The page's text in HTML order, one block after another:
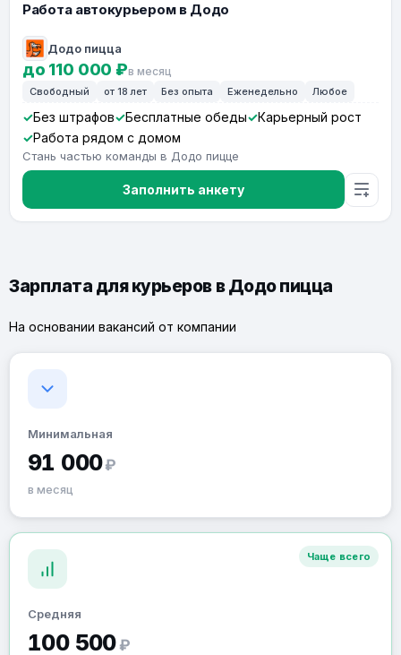
Работа автокурьером в Додо
Додо пицца
до 110 000 ₽в месяц
Свободный от 18 лет Без опыта Еженедельно Любое
Без штрафов Бесплатные обеды
Карьерный рост
Работа рядом с домом
Стань частью команды в Додо пицце
Заполнить анкету
Зарплата для курьеров в Додо пицца
На основании вакансий от компании
Минимальная
91 000₽
в месяц
Чаще всего
Средняя
100 500 ₽